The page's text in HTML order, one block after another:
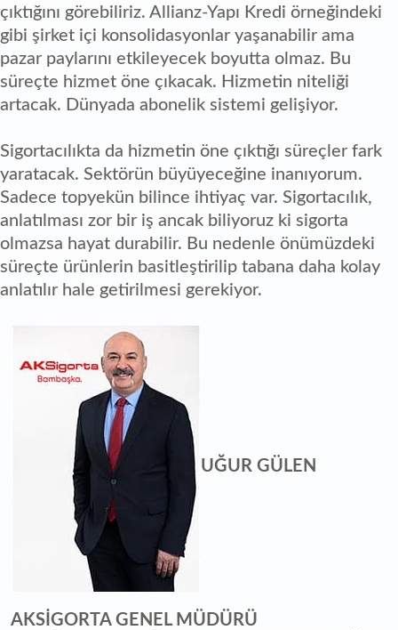
çıktığını görebiliriz. Allianz-Yapı Kredi örneğindeki
gibi şirket içi konsolidasyonlar yaşanabilir ama
pazar paylarını etkileyecek boyutta olmaz. Bu
süreçte hizmet öne çıkacak. Hizmetin niteliği
artacak. Dünyada abonelik sistemi gelişiyor.
Sigortacılıkta da hizmetin öne çıktığı süreçler fark
yaratacak. Sektörün büyüyeceğine inanıyorum.
Sadece topyekün bilince ihtiyaç var. Sigortacılık,
anlatılması zor bir iş ancak biliyoruz ki sigorta
olmazsa hayat durabilir. Bu nedenle önümüzdeki
süreçte ürünlerin basitleştirilip tabana daha kolay
anlatılır hale getirilmesi gerekiyor.
UĞUR GÜLEN
AKSİGORTA GENEL MÜDÜRÜ